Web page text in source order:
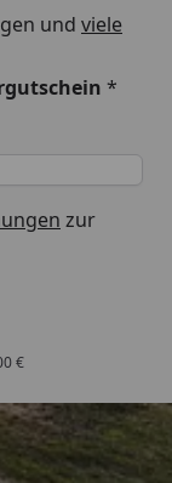
und viele
*
zur
€